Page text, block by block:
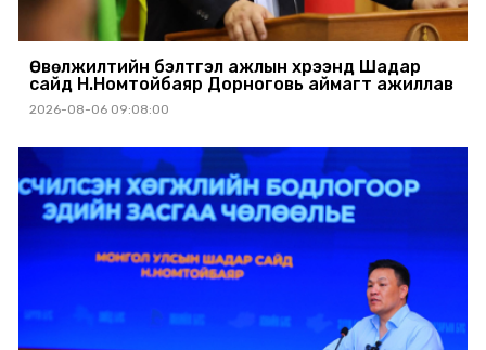
Өвөлжилтийн бэлтгэл ажлын хүрээнд Шадар
сайд Н.Номтойбаяр Дорноговь аймагт ажиллав
2026-08-06 09:08:00